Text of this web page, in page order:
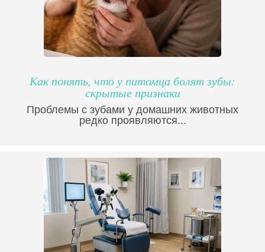
Как понять, что у питомца болят зубы:
скрытые признаки
Проблемы с зубами у домашних животных
редко проявляются...